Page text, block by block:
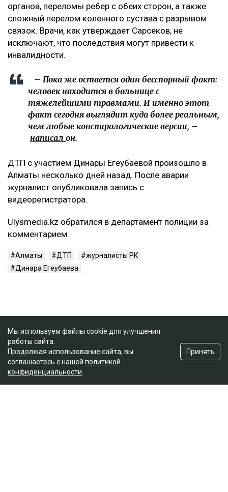
органов, переломы ребер с обеих сторон, а также
сложный перелом коленного сустава с разрывом
связок. Врачи, как утверждает Сарсеков, не
исключают, что последствия могут привести к
инвалидности.
– Пока же остается один бесспорный факт:
человек находится в больнице с
тяжелейшими травмами. И именно этот
факт сегодня выглядит куда более реальным,
чем любые конспирологические версии, –
написал он.
ДТП с участием Динары Егеубаевой произошло в
Алматы несколько дней назад. После аварии
журналист опубликовала запись с
видеорегистратора.
Ulysmedia.kz обратился в департамент полиции за
комментарием.
Алматы ДТП
журналисты РК
Динара Егеубаева
Мы используем файлы cookie для улучшения
работы сайта.
Продолжая использование сайта, вы
соглашаетесь с нашей политикой
конфиденциальности
Принять